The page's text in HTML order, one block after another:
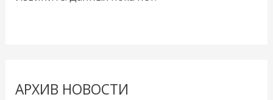
АРХИВ НОВОСТИ